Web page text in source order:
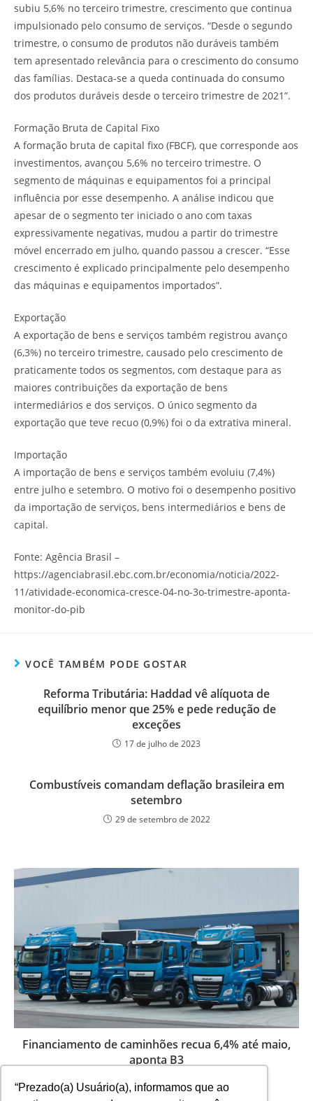
“Prezado(a) Usuário(a), informamos que ao
subiu 5,6% no terceiro trimestre, crescimento que continua
impulsionado pelo consumo de serviços. “Desde o segundo
trimestre, o consumo de produtos não duráveis também
tem apresentado relevância para o crescimento do consumo
das famílias. Destaca-se a queda continuada do consumo
dos produtos duráveis desde o terceiro trimestre de 2021”.
Formação Bruta de Capital Fixo
A formação bruta de capital fixo (FBCF), que corresponde aos
investimentos, avançou 5,6% no terceiro trimestre. O
segmento de máquinas e equipamentos foi a principal
influência por esse desempenho. A análise indicou que
apesar de o segmento ter iniciado o ano com taxas
expressivamente negativas, mudou a partir do trimestre
móvel encerrado em julho, quando passou a crescer. “Esse
crescimento é explicado principalmente pelo desempenho
das máquinas e equipamentos importados”.
Exportação
A exportação de bens e serviços também registrou avanço
(6,3%) no terceiro trimestre, causado pelo crescimento de
praticamente todos os segmentos, com destaque para as
maiores contribuições da exportação de bens
intermediários e dos serviços. O único segmento da
exportação que teve recuo (0,9%) foi o da extrativa mineral.
Importação
A importação de bens e serviços também evoluiu (7,4%)
entre julho e setembro. O motivo foi o desempenho positivo
da importação de serviços, bens intermediários e bens de
capital.
Fonte: Agência Brasil –
https://agenciabrasil.ebc.com.br/economia/noticia/2022-
11/atividade-economica-cresce-04-no-3o-trimestre-aponta-
monitor-do-pib
VOCÊ TAMBÉM PODE GOSTAR
Reforma Tributária: Haddad vê alíquota de
equilíbrio menor que 25% e pede redução de
exceções
17 de julho de 2023
Combustíveis comandam deflação brasileira em
setembro
29 de setembro de 2022
Financiamento de caminhões recua 6,4% até maio,
aponta B3